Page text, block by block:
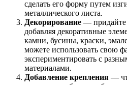
сделать его форму путем
металлического листа.
Декорирование — придайте
добавляя декоративные
камни, бусины, краски,
можете использовать свою
экспериментировать с
материалами.
Добавление крепления —